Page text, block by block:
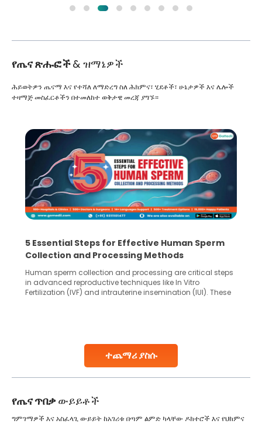
የጤና ጽሑፎች& ዝማኔዎች
ተጨማሪ ያስሱ
ሕይወትዎን ጤናማ እና የተሻለ ለማድረግ ስለ ሕክምና፣ ሂደቶች፣ ሁኔታዎች እና ሌሎች
ተዛማጅ መስፈርቶችን በተመለከተ ወቅታዊ መረጃ ያግኙ።
5 Essential Steps for Effective Human Sperm
Collection and Processing Methods
Human sperm collection and processing are critical steps
in advanced reproductive techniques like In Vitro
Fertilization (IVF) and intrauterine insemination (IUI). These
collected, they process the
የጤና ጥበቃውይይቶች
ግምገማዎች እና አስፈላጊ ውይይት ከአገሪቱ በጣም ልምድ ካላቸው ዶክተሮች እና የህክምና